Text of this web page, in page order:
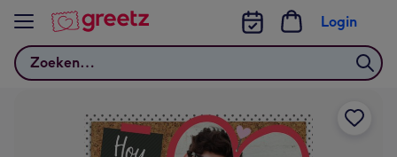
Bekijk meer
Zoeken
Login